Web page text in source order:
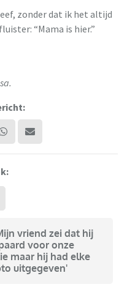
zonder dat ik het altijd
“Mama is hier.”
vriend zei dat hij
voor onze
maar hij had elke
uitgegeven'